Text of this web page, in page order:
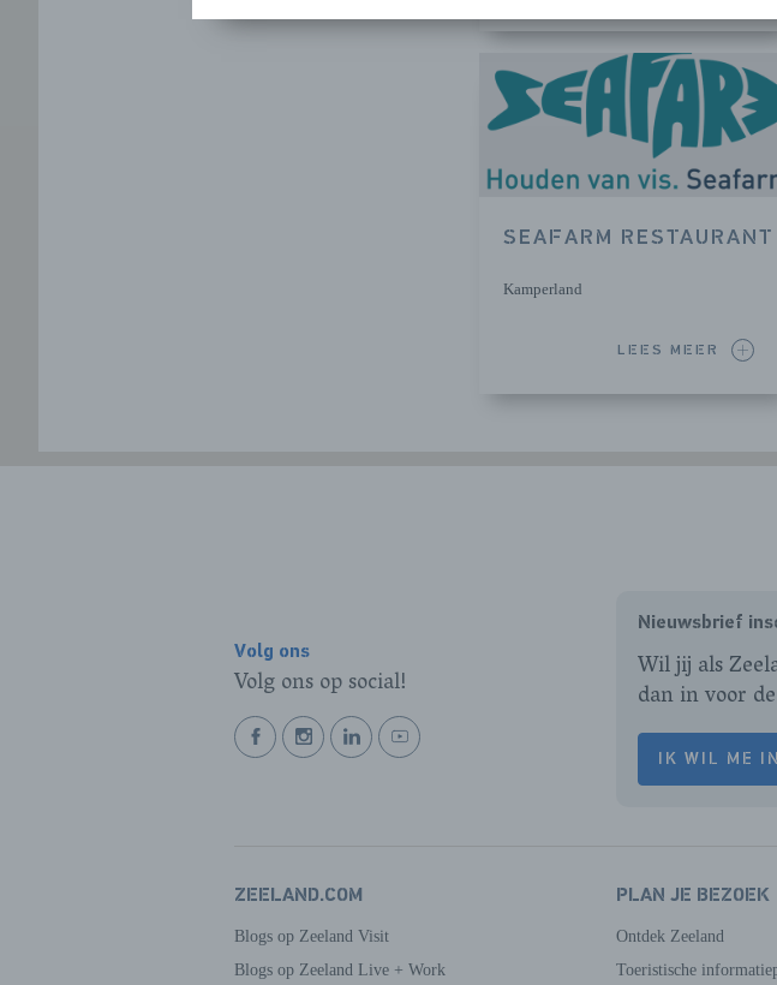
SEAFARM RESTAURANT
Kamperland
LEES MEER
Volg ons
Volg ons op social!
BEKIJKBEKIJKBEKIJKBEKIJK
Nieuwsbrief
Wil jij als
dan in voor
IK WIL ME
ZEELAND.COM
Blogs op Zeeland Visit
Blogs op Zeeland Live + Work
PLAN JE BEZOEK
Ontdek Zeeland
Toeristische